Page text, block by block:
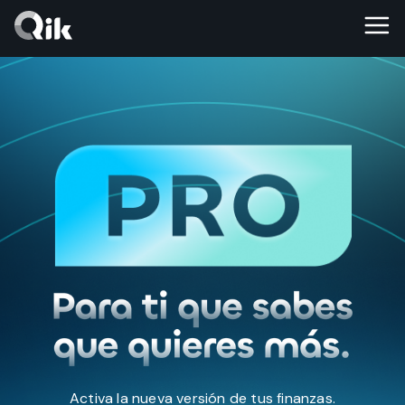
Activa la nueva versión de tus finanzas.